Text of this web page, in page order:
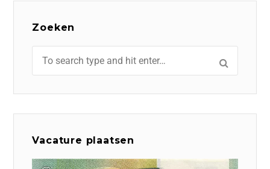
Zoeken
Vacature plaatsen